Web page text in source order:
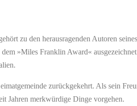
zu den herausragenden Autoren
»Miles Franklin Award«
zurückgekehrt. Als sein
Jahren merkwürdige Dinge vorgehen.